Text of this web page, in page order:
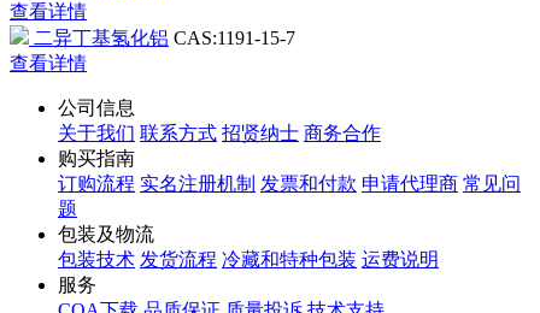
查看详情
二异丁基氢化铝 CAS:1191-15-7
查看详情
公司信息
关于我们 联系方式 招贤纳士 商务合作
购买指南
订购流程 实名注册机制 发票和付款 申请代理商 常见问
题
包装及物流
包装技术 发货流程 冷藏和特种包装 运费说明
服务